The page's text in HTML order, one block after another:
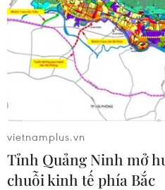
Đầu tư cho sức khỏe từ
đến hạ tầng y tế
09/08/2026 03:29
Cảnh giác thủ đoạn lôi kéo
09/08/2026 03:02
vietnamplus.vn
Tỉnh Quảng Ninh mở
chuỗi kinh tế phía Bắc